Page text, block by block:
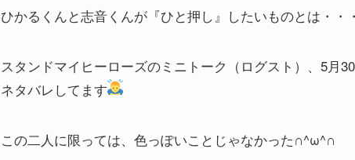
ひかるくんと志音くんが『ひと押し』したいものとは・・
スタンドマイヒーローズのミニトーク（ログスト）、5月
ネタバレしてます
この二人に限っては、色っぽいことじゃなかった∩^ω^∩